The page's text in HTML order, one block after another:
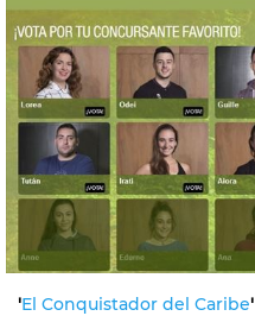
'El Conquistador del Caribe'